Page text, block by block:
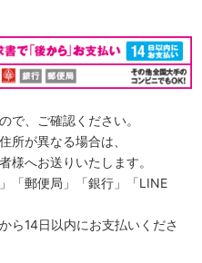
で、ご確認ください。
所が異なる場合は、
様へお送りいたします。
「郵便局」「銀行」「LINE
ら14日以内にお支払いくださ